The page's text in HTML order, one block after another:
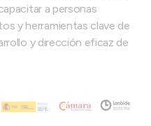
a personas
y herramientas clave de
y dirección eficaz de